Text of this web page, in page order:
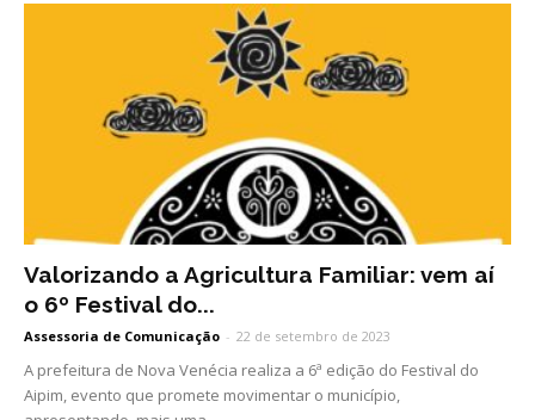
Valorizando a Agricultura Familiar: vem aí
o 6º Festival do...
Assessoria de Comunicação - 22 de setembro de 2023
A prefeitura de Nova Venécia realiza a 6ª edição do Festival do
Aipim, evento que promete movimentar o município,